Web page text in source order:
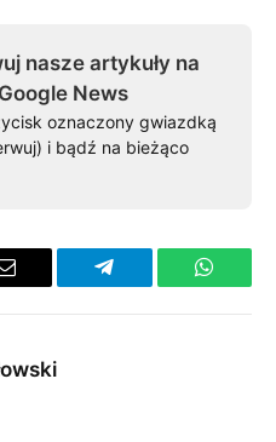
nasze artykuły na
Google News
oznaczony gwiazdką
i bądź na bieżąco
Email Telegram